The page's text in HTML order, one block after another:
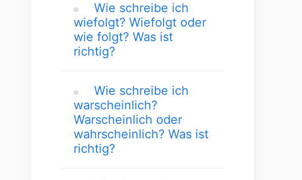
Wie schreibe ich
wiefolgt? Wiefolgt oder
wie folgt? Was ist
richtig?
Wie schreibe ich
warscheinlich?
Warscheinlich oder
wahrscheinlich? Was ist
richtig?